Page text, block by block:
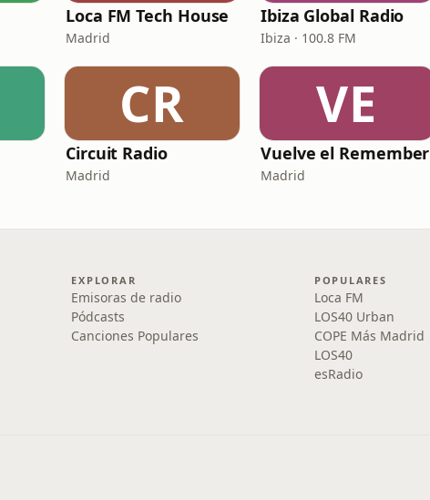
Loca FM Tech House
Madrid
Ibiza Global Radio
Ibiza · 100.8 FM
CR
Circuit Radio
Madrid
VE
Vuelve el Remember
Madrid
EXPLORAR
Emisoras de radio
Pódcasts
Canciones Populares
POPULARES
Loca FM
LOS40 Urban
COPE Más Madrid
LOS40
esRadio